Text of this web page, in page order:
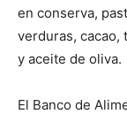
en conserva,
verduras,
y aceite de oliva.
El Banco de